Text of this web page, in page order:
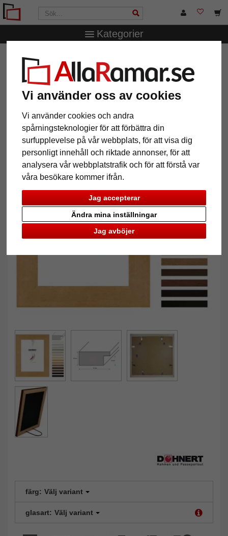
Vi använder oss av cookies
Vi använder cookies och andra
spårningsteknologier för att förbättra din
surfupplevelse på vår webbplats, för att visa dig
personligt innehåll och riktade annonser, för att
analysera vår webbplatstrafik och för att förstå var
våra besökare kommer ifrån.
Jag accepterar
Jag avböjer
Ändra mina inställningar
Kategorier
AllaRamar.se
måttbeställd Arnos Grove
Plastram- måttbeställd Arnos
Grove
Tillbaka
färg: Välj variant
glasart: Välj variant